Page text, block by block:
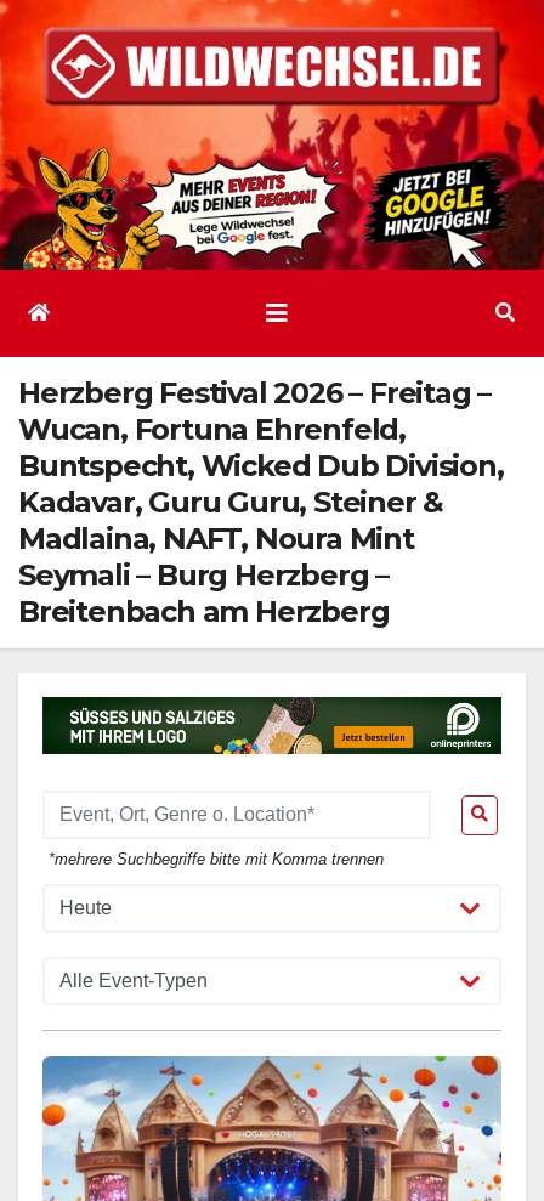
Inhalt
springen
Herzberg Festival 2026 – Freitag –
Wucan, Fortuna Ehrenfeld,
Buntspecht, Wicked Dub Division,
Kadavar, Guru Guru, Steiner &
Madlaina, NAFT, Noura Mint
Seymali – Burg Herzberg –
Breitenbach am Herzberg
*mehrere Suchbegriffe bitte mit Komma trennen